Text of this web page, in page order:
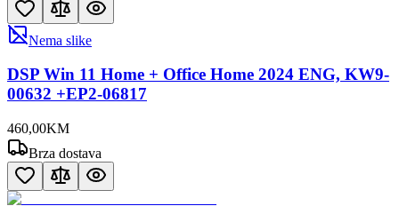
Nema slike
DSP Win 11 Home + Office Home 2024 ENG, KW9-
00632 +EP2-06817
460,00KM
Brza dostava